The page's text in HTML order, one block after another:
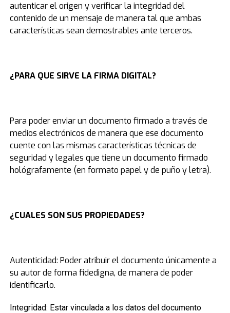
autenticar el origen y verificar la integridad del
contenido de un mensaje de manera tal que ambas
características sean demostrables ante terceros.
¿PARA QUE SIRVE LA FIRMA DIGITAL?
Para poder enviar un documento firmado a través de
medios electrónicos de manera que ese documento
cuente con las mismas características técnicas de
seguridad y legales que tiene un documento firmado
hológrafamente (en formato papel y de puño y letra).
¿CUALES SON SUS PROPIEDADES?
Autenticidad: Poder atribuir el documento únicamente a
su autor de forma fidedigna, de manera de poder
identificarlo.
Integridad: Estar vinculada a los datos del documento